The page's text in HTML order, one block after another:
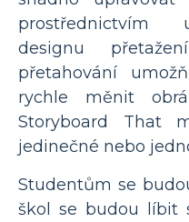
prostřednictvím
designu
přetahování
rychle měnit
Storyboard That
jedinečné nebo
Studentům se
škol se budou líbit